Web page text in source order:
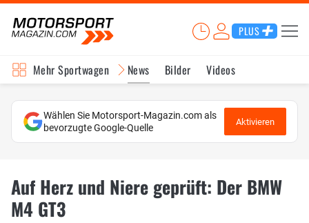
PLUS
Mehr Sportwagen News Bilder Videos
Wählen Sie Motorsport-Magazin.com als
bevorzugte Google-Quelle
Aktivieren
Auf Herz und Niere geprüft: Der BMW
M4 GT3